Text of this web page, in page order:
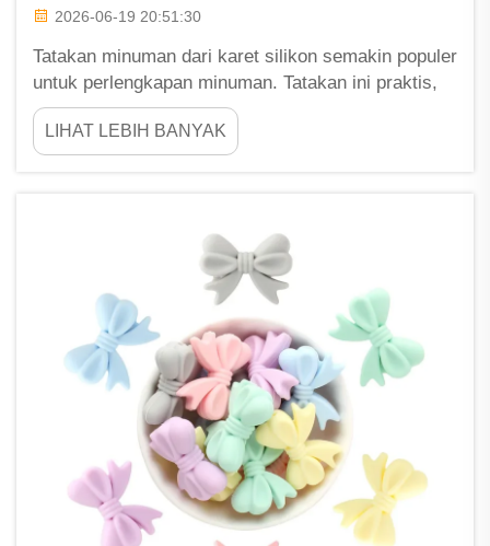
2026-06-19 20:51:30
Tatakan minuman dari karet silikon semakin populer
untuk perlengkapan minuman. Tatakan ini praktis,
berwarna cerah, dan sering dibuat khusus. Di Fu
Zhou ShengLeaf, kami memproduksi tatakan
berkualitas tinggi yang dapat disesuaikan dengan
menambah sentuhan keceriaan...
LIHAT LEBIH BANYAK